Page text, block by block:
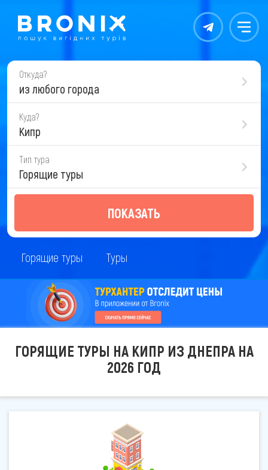
Контакты Меню
Откуда?
из любого города
Куда?
Кипр
Тип тура
Горящие туры
ПОКАЗАТЬ
Горящие туры Туры
ГОРЯЩИЕ ТУРЫ НА КИПР ИЗ ДНЕПРА НА
2026 ГОД